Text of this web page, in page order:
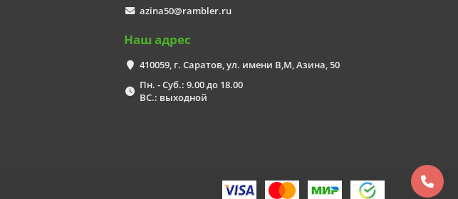
azina50@rambler.ru
Наш адрес
410059, г. Саратов, ул. имени В,М, Азина, 50
Пн. - Суб.: 9.00 до 18.00
ВС.: выходной